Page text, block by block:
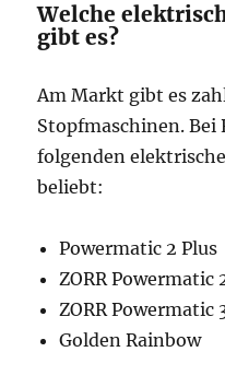
Welche
gibt es?
Am Markt gibt es
Stopfmaschinen. Bei
folgenden
beliebt:
Powermatic 2 Plus
ZORR Powermatic
ZORR Powermatic
Golden Rainbow